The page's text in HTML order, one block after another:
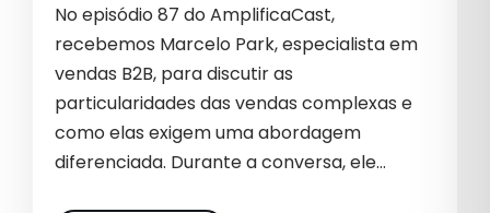
NEGÓCIOS
OUTBOUND MARKETING
No episódio 87 do AmplificaCast,
recebemos Marcelo Park, especialista em
vendas B2B, para discutir as
particularidades das vendas complexas e
como elas exigem uma abordagem
diferenciada. Durante a conversa, ele…